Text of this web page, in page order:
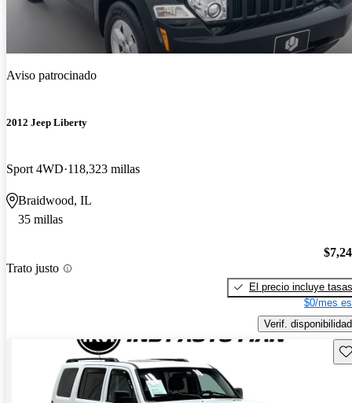
Aviso patrocinado
2012 Jeep Liberty
Sport 4WD 118,323 millas
Braidwood, IL
35 millas
Trato justo
El precio incluye tasas
$0/mes
Verif. disponibilidad